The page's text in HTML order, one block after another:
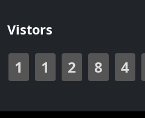
Vistors
1 1 2 8 4